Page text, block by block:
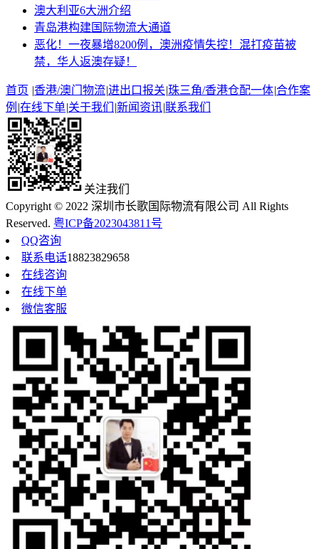
澳大利亚6大洲介绍
青岛港构建国际物流大通道
恶化！一夜暴增8200例，澳洲疫情失控！混打疫苗被
禁，华人返澳存疑！
首页 |香港/澳门物流|进出口报关|珠三角/香港仓配一体|合作案
例 |在线下单|关于我们 |新闻资讯|联系我们
关注我们
Copyright © 2022 深圳市长歌国际物流有限公司 All Rights
Reserved. 粤ICP备2023043811号
QQ咨询
联系电话18823829658
在线咨询
在线下单
微信客服